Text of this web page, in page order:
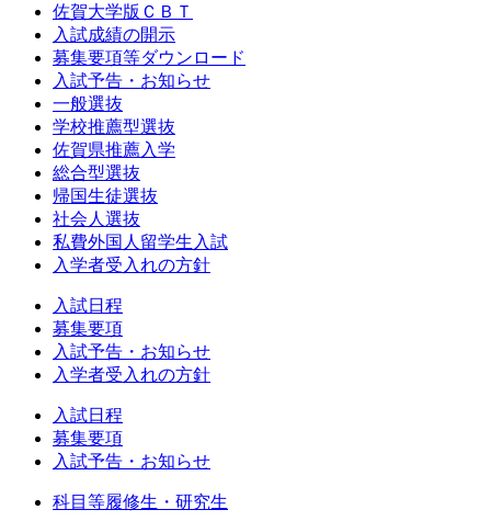
佐賀大学版ＣＢＴ
入試成績の開示
募集要項等ダウンロード
入試予告・お知らせ
一般選抜
学校推薦型選抜
佐賀県推薦入学
総合型選抜
帰国生徒選抜
社会人選抜
私費外国人留学生入試
入学者受入れの方針
入試日程
募集要項
入試予告・お知らせ
入学者受入れの方針
入試日程
募集要項
入試予告・お知らせ
科目等履修生・研究生